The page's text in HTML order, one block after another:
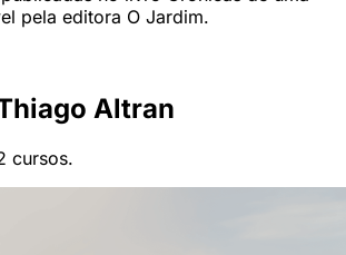
pela editora O Jardim.
Altran
cursos.